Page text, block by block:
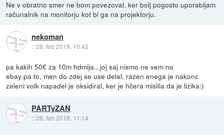
Ne v obratno smer ne bom povezoval, ker bolj pogosto uporabljam
računalnik na monitorju kot bi ga na projektorju.
nekoman
::28. feb 2018, 10:42
pa kakih 50€ za 10m hdmija...joj saj nismo ne vem no
ebay pa to, men do zdej se use delal, razen enega je nakonc
zeleni volk napadel je oksidiral, ker je hčera mislila da je lizika:)
PARTyZAN
::28. feb 2018, 11:14